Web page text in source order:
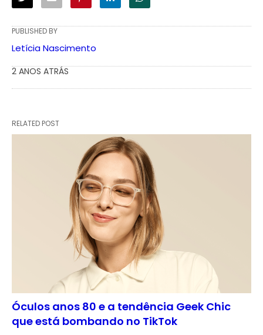
PUBLISHED BY
Letícia Nascimento
2 ANOS ATRÁS
RELATED POST
Óculos anos 80 e a tendência Geek Chic
que está bombando no TikTok